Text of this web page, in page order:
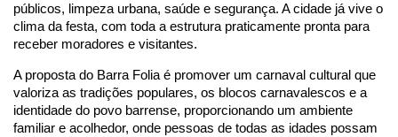
públicos, limpeza urbana, saúde e segurança. A cidade já vive o
clima da festa, com toda a estrutura praticamente pronta para
receber moradores e visitantes.
A proposta do Barra Folia é promover um carnaval cultural que
valoriza as tradições populares, os blocos carnavalescos e a
identidade do povo barrense, proporcionando um ambiente
familiar e acolhedor, onde pessoas de todas as idades possam